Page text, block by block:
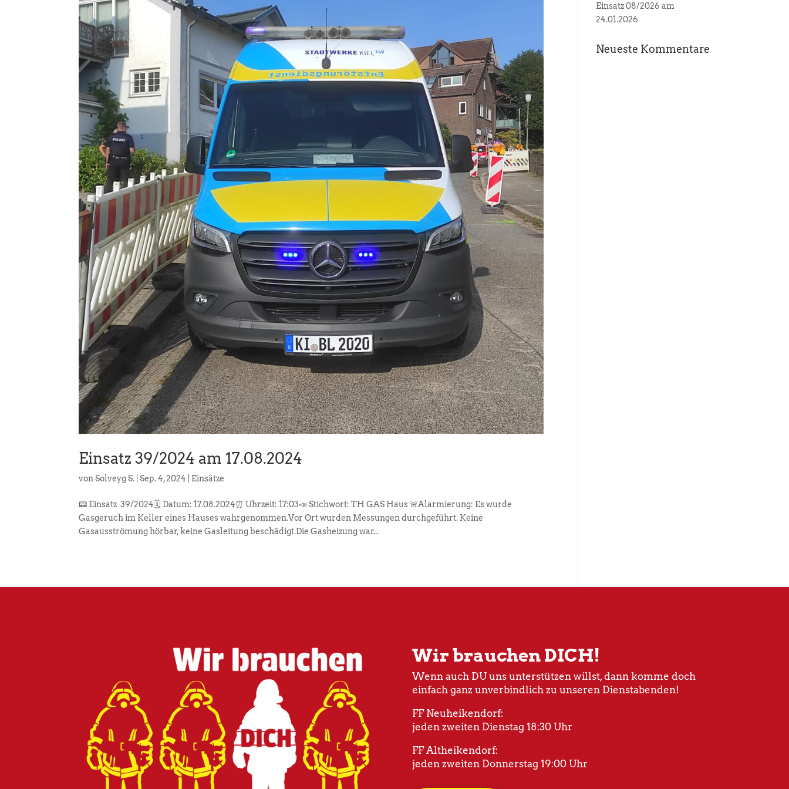
Einsatz 39/2024 am 17.08.2024
vonSolveyg S. |Sep. 4, 2024 Einsätze
📟 Einsatz 39/2024🗓️ Datum: 17.08.2024⏰ Uhrzeit: 17:03📣 Stichwort: TH GAS Haus 🚨Alarmierung: Es wurde
Gasgeruch im Keller eines Hauses wahrgenommen.Vor Ort wurden Messungen durchgeführt. Keine
Gasausströmung hörbar, keine Gasleitung beschädigt.Die Gasheizung war...
Einsatz 08/2026 am
24.01.2026
Neueste Kommentare
Wir brauchen DICH!
Wenn auch DU uns unterstützen willst, dann komme doch
einfach ganz unverbindlich zu unseren Dienstabenden!
FF Neuheikendorf:
jeden zweiten Dienstag 18:30 Uhr
FF Altheikendorf:
jeden zweiten Donnerstag 19:00 Uhr